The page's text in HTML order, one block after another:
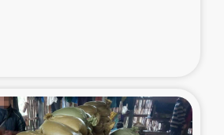
コーヒー生産者支援